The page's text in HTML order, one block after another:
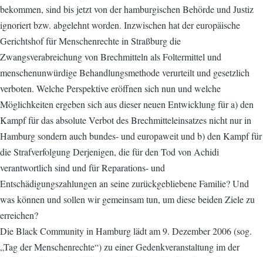
bekommen, sind bis jetzt von der hamburgischen Behörde und Justiz
ignoriert bzw. abgelehnt worden. Inzwischen hat der europäische
Gerichtshof für Menschenrechte in Straßburg die
Zwangsverabreichung von Brechmitteln als Foltermittel und
menschenunwürdige Behandlungsmethode verurteilt und gesetzlich
verboten. Welche Perspektive eröffnen sich nun und welche
Möglichkeiten ergeben sich aus dieser neuen Entwicklung für a) den
Kampf für das absolute Verbot des Brechmitteleinsatzes nicht nur in
Hamburg sondern auch bundes- und europaweit und b) den Kampf für
die Strafverfolgung Derjenigen, die für den Tod von Achidi
verantwortlich sind und für Reparations- und
Entschädigungszahlungen an seine zurückgebliebene Familie? Und
was können und sollen wir gemeinsam tun, um diese beiden Ziele zu
erreichen?
Die Black Community in Hamburg lädt am 9. Dezember 2006 (sog.
„Tag der Menschenrechte“) zu einer Gedenkveranstaltung im der